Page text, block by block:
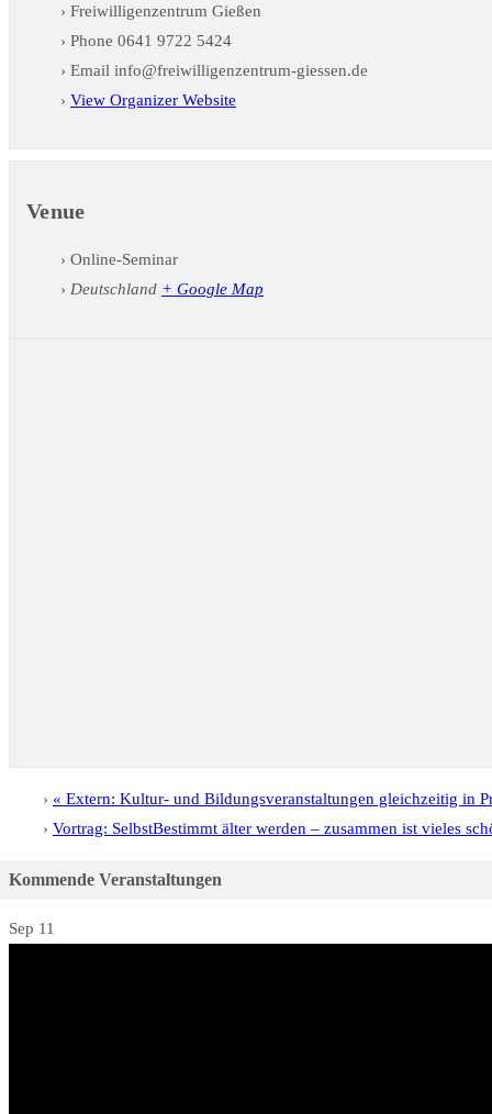
Freiwilligenzentrum Gießen
Phone 0641 9722 5424
Email info@freiwilligenzentrum-giessen.de
View Organizer Website
Venue
Online-Seminar
Deutschland + Google Map
« Extern: Kultur- und Bildungsveranstaltungen gleichzeitig in
Vortrag: SelbstBestimmt älter werden – zusammen ist vieles
Kommende Veranstaltungen
Sep 11